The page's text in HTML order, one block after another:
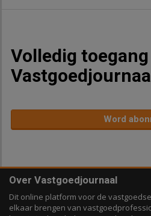
Volledig
Word
Over Vastgoedjournaal
Dit online platform voor de
elkaar brengen van